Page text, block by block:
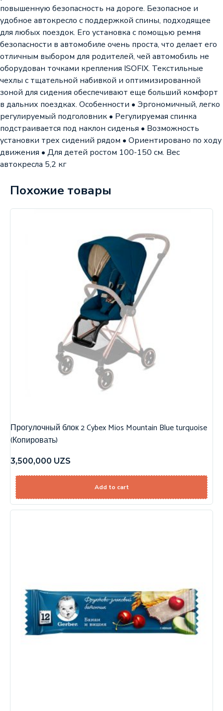
повышенную безопасность на дороге. Безопасное и
удобное автокресло с поддержкой спины, подходящее
для любых поездок. Его установка с помощью ремня
безопасности в автомобиле очень проста, что делает его
отличным выбором для родителей, чей автомобиль не
оборудован точками крепления ISOFIX. Текстильные
чехлы с тщательной набивкой и оптимизированной
зоной для сидения обеспечивают еще больший комфорт
в дальних поездках. Особенности • Эргономичный, легко
регулируемый подголовник • Регулируемая спинка
подстраивается под наклон сиденья • Возможность
установки трех сидений рядом • Ориентировано по ходу
движения • Для детей ростом 100-150 см. Вес
автокресла 5,2 кг
Похожие товары
Прогулочный блок 2 Cybex Mios Mountain Blue turquoise
(Копировать)
3,500,000 UZS
Add to cart